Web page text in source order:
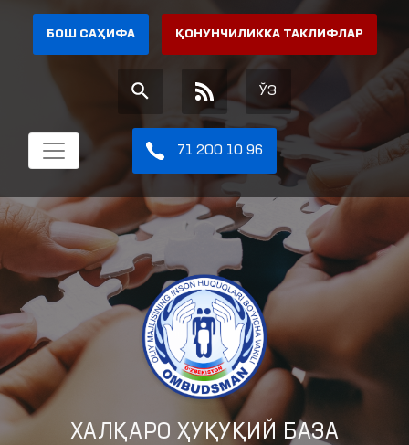
БОШ САҲИФА ҚОНУНЧИЛИККА ТАКЛИФЛАР
ЎЗ
71 200 10 96
ХАЛҚАРО ҲУҚУҚИЙ БАЗА